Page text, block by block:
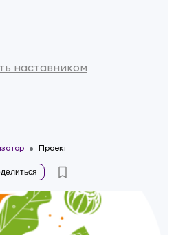
наставником
Проект